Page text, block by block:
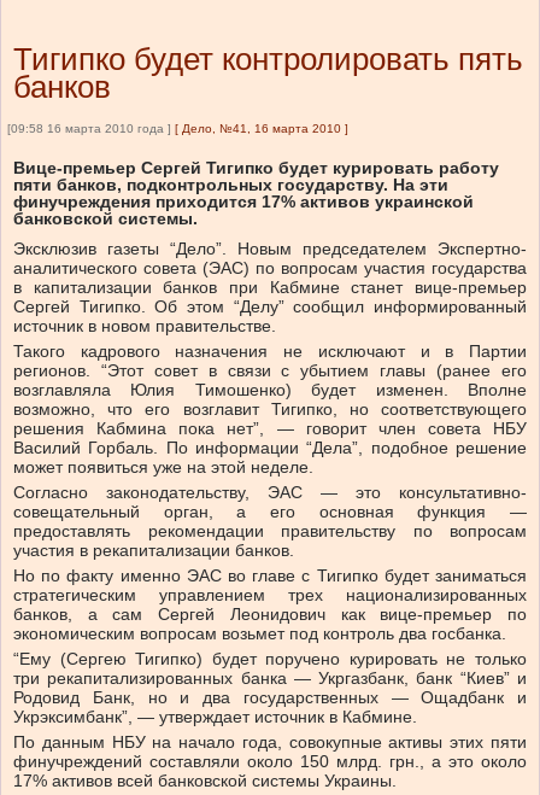
Тигипко будет контролировать пять
банков
[09:58 16 марта 2010 года ] [ Дело, №41, 16 марта 2010 ]
Вице-премьер Сергей Тигипко будет курировать работу
пяти банков, подконтрольных государству. На эти
финучреждения приходится 17% активов украинской
банковской системы.
Эксклюзив газеты “Дело”. Новым председателем Экспертно-
аналитического совета (ЭАС) по вопросам участия государства
в капитализации банков при Кабмине станет вице-премьер
Сергей Тигипко. Об этом “Делу” сообщил информированный
источник в новом правительстве.
Такого кадрового назначения не исключают и в Партии
регионов. “Этот совет в связи с убытием главы (ранее его
возглавляла Юлия Тимошенко) будет изменен. Вполне
возможно, что его возглавит Тигипко, но соответствующего
решения Кабмина пока нет”, — говорит член совета НБУ
Василий Горбаль. По информации “Дела”, подобное решение
может появиться уже на этой неделе.
Согласно законодательству, ЭАС — это консультативно-
совещательный орган, а его основная функция —
предоставлять рекомендации правительству по вопросам
участия в рекапитализации банков.
Но по факту именно ЭАС во главе с Тигипко будет заниматься
стратегическим управлением трех национализированных
банков, а сам Сергей Леонидович как вице-премьер по
экономическим вопросам возьмет под контроль два госбанка.
“Ему (Сергею Тигипко) будет поручено курировать не только
три рекапитализированных банка — Укргазбанк, банк “Киев” и
Родовид Банк, но и два государственных — Ощадбанк и
Укрэксимбанк”, — утверждает источник в Кабмине.
По данным НБУ на начало года, совокупные активы этих пяти
финучреждений составляли около 150 млрд. грн., а это около
17% активов всей банковской системы Украины.